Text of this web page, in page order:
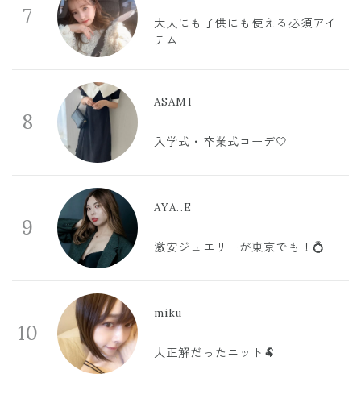
7
大人にも子供にも使える必須アイ
テム
8
ASAMI
入学式・卒業式コーデ🤍
9
AYA..E
激安ジュエリーが東京でも！💍
10
miku
大正解だったニット🐏